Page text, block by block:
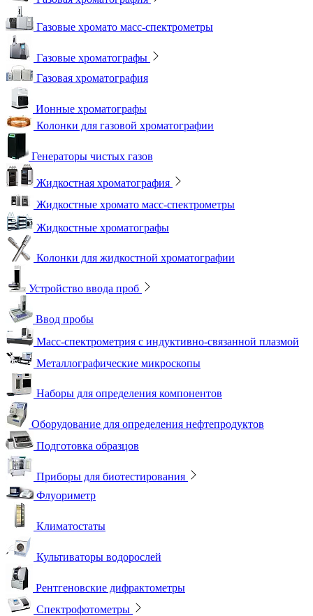
Газовые хромато масс-спектрометры
Газовые хроматографы
Газовая хроматография
Ионные хроматографы
Колонки для газовой хроматографии
Генераторы чистых газов
Жидкостная хроматография
Жидкостные хромато масс-спектрометры
Жидкостные хроматографы
Колонки для жидкостной хроматографии
Устройство ввода проб
Ввод пробы
Масс-спектрометрия с индуктивно-связанной плазмой
Металлографические микроскопы
Наборы для определения компонентов
Оборудование для определения нефтепродуктов
Подготовка образцов
Приборы для биотестирования
Флуориметр
Климатостаты
Культиваторы водорослей
Рентгеновские дифрактометры
Спектрофотометры